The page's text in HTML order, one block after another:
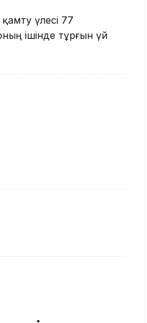
үлесі 77
ішінде тұрғын үй